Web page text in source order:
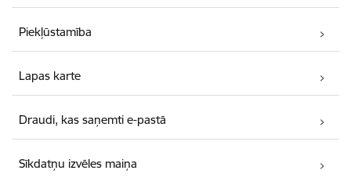
Piekļūstamība
Lapas karte
Draudi, kas saņemti e-pastā
Sīkdatņu izvēles maiņa